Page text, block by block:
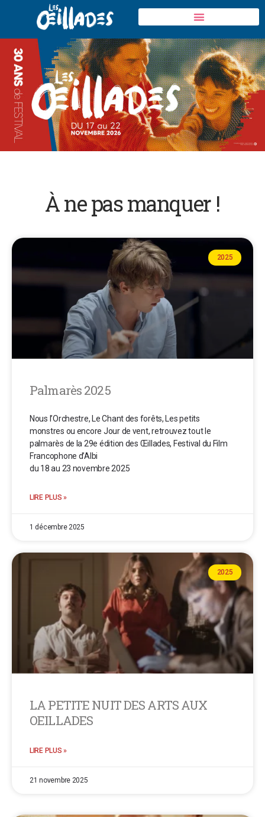
À ne pas manquer !
2025
Palmarès 2025
Nous l’Orchestre, Le Chant des forêts, Les petits
monstres ou encore Jour de vent, retrouvez tout le
palmarès de la 29e édition des Œillades, Festival du Film
Francophone d’Albi
du 18 au 23 novembre 2025
LIRE PLUS »
1 décembre 2025
2025
LA PETITE NUIT DES ARTS AUX
OEILLADES
LIRE PLUS »
21 novembre 2025